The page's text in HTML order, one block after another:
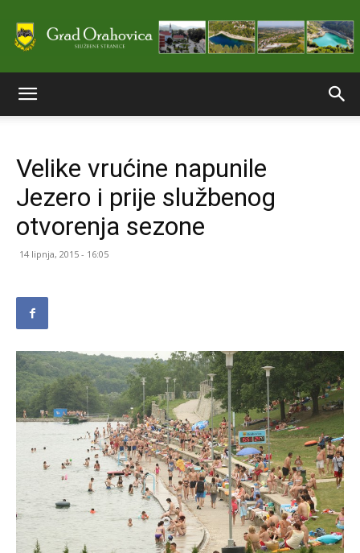
stranice
Grada
Velike vrućine napunile
Jezero i prije službenog
otvorenja sezone
14 lipnja, 2015 - 16:05